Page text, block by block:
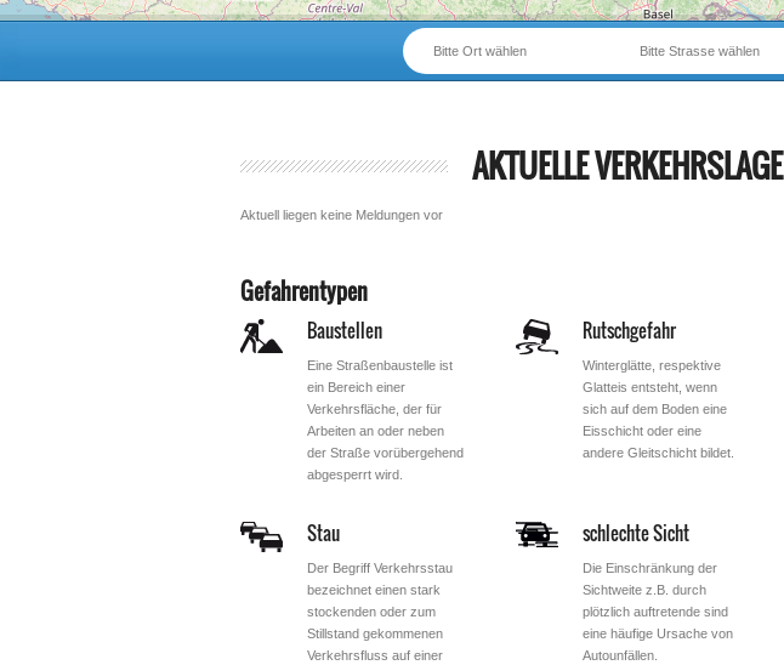
Bitte Strasse wählen
Bitte Ort wählen
AKTUELLE VERKEHRSLAGE
Aktuell liegen keine Meldungen vor
Gefahrentypen
Baustellen
Eine Straßenbaustelle ist
ein Bereich einer
Verkehrsfläche, der für
Arbeiten an oder neben
der Straße vorübergehend
abgesperrt wird.
Rutschgefahr
Winterglätte, respektive
Glatteis entsteht, wenn
sich auf dem Boden eine
Eisschicht oder eine
andere Gleitschicht bildet.
Stau
Der Begriff Verkehrsstau
bezeichnet einen stark
stockenden oder zum
Stillstand gekommenen
Verkehrsfluss auf einer
schlechte Sicht
Die Einschränkung der
Sichtweite z.B. durch
plötzlich auftretende sind
eine häufige Ursache von
Autounfällen.